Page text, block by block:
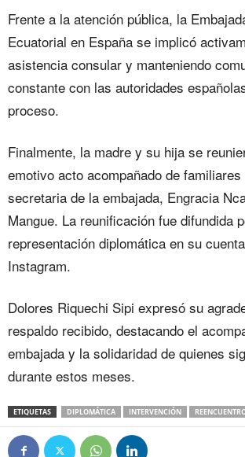
Frente a la atención pública, la
Ecuatorial en España se implicó
asistencia consular y manteniendo
constante con las autoridades
proceso.
Finalmente, la madre y su hija se
emotivo acto acompañado de
secretaria de la embajada, Engracia
Mangue. La reunificación fue difundida
representación diplomática en su
Instagram.
Dolores Riquechi Sipi expresó su
respaldo recibido, destacando el
embajada y la solidaridad de quienes
durante estos meses.
ETIQUETAS DIPLOMÁTICA INTERVENCIÓN